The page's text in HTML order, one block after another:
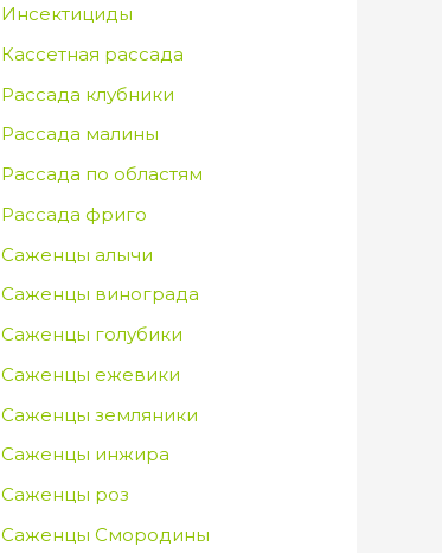
Инсектициды
Кассетная рассада
Рассада клубники
Рассада малины
Рассада по областям
Рассада фриго
Саженцы алычи
Саженцы винограда
Саженцы голубики
Саженцы ежевики
Саженцы земляники
Саженцы инжира
Саженцы роз
Саженцы Смородины